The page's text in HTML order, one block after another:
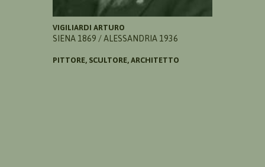
VIGILIARDI ARTURO
SIENA 1869 / ALESSANDRIA 1936
PITTORE, SCULTORE, ARCHITETTO